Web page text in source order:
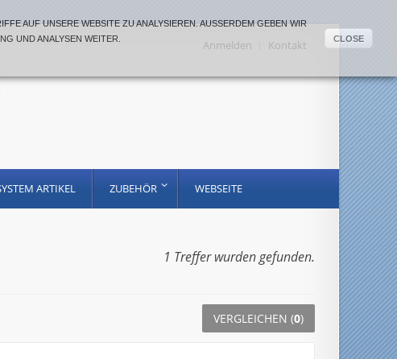
Kontakt
Anmelden
ARTIKEL ZUBEHÖR WEBSEITE
1 Treffer wurden gefunden.
VERGLEICHEN (0)
AUF UNSERE WEBSITE ZU ANALYSIEREN. AUSSERDEM GEBEN WIR I
UND ANALYSEN WEITER.
CLOSE